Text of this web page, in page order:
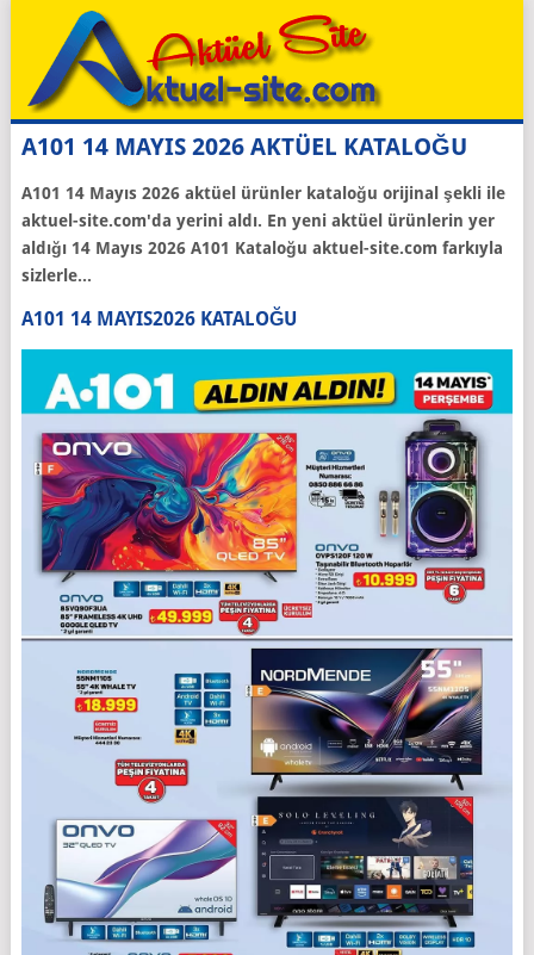
A101 14 MAYIS 2026 AKTÜEL KATALOĞU
A101 14 Mayıs 2026aktüel ürünler kataloğu orijinal şekli ile
aktuel-site.com'da yerini aldı. En yeni aktüel ürünlerin yer
aldığı 14 Mayıs 2026 A101 Kataloğu aktuel-site.com farkıyla
sizlerle...
A101 14 MAYIS2026 KATALOĞU